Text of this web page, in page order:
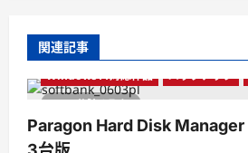
関連記事
1 分読み取り
Paragon Hard Disk Manager
Windows11対応作品
バックアップ
Paragon Hard Disk